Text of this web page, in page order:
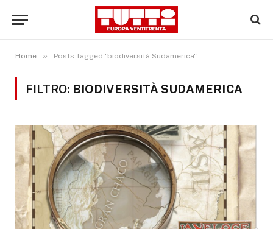
Home » Posts Tagged "biodiversità Sudamerica"
FILTRO: BIODIVERSITÀ SUDAMERICA